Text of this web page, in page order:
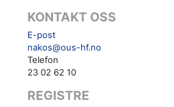
KONTAKT OSS
E-post
nakos@ous-hf.no
Telefon
23 02 62 10
REGISTRE